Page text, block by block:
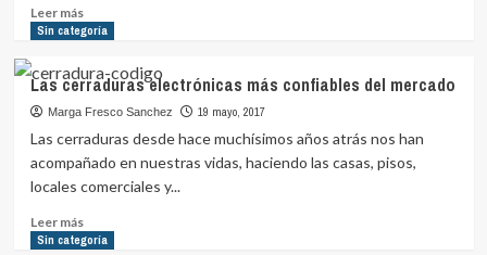
propiedades
Leer másLeer
más
Algunos
modelos
de
llaves
más
Sin categoría
Las cerraduras electrónicas más confiables del mercado
Marga Fresco Sanchez 19 mayo, 2017
Las cerraduras desde hace muchísimos años atrás nos han
acompañado en nuestras vidas, haciendo las casas, pisos,
locales comerciales y...
Leer másLeer
más
Sin categoría